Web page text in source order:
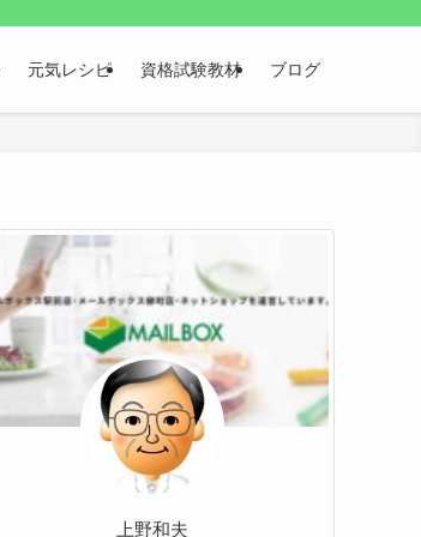
元気レシピ 資格試験教材 ブログ
上野和夫